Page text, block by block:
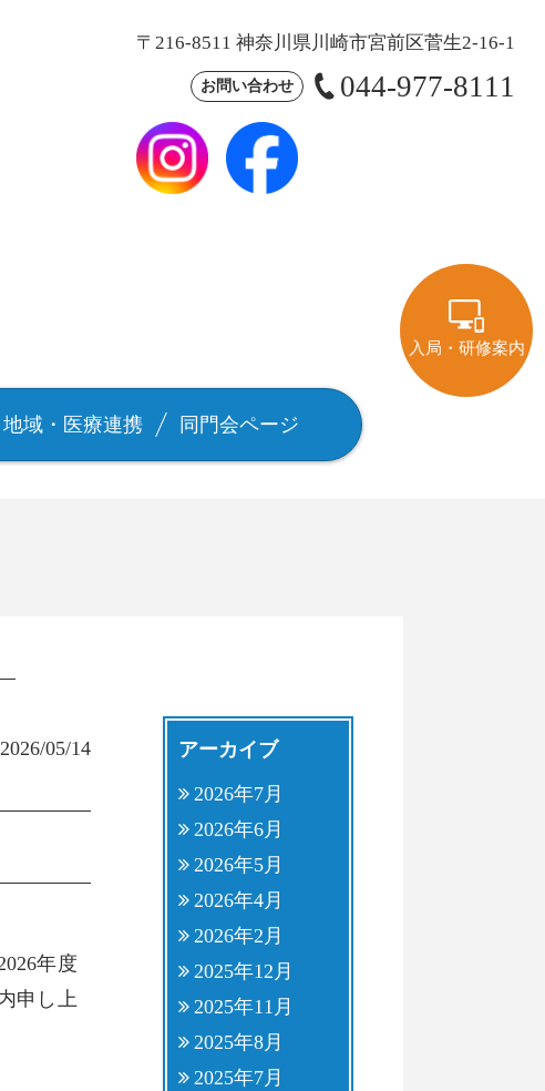
〒216-8511 神奈川県川崎市宮前区菅生2-16-1
お問い合わせ 044-977-8111
地域・医療連携 同門会ページ
2026/05/14
年度
申し上
アーカイブ
2026年7月
2026年6月
2026年5月
2026年4月
2026年2月
2025年12月
2025年11月
2025年8月
2025年7月
入局・研修案内